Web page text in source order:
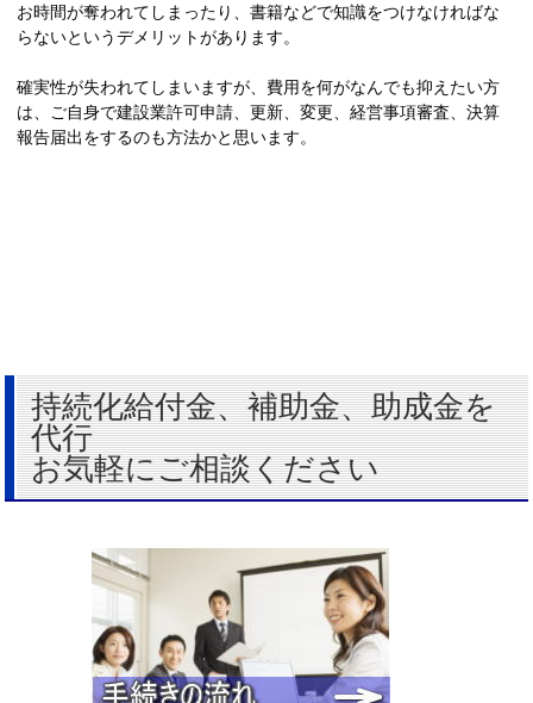
お時間が奪われてしまったり、書籍などで知識をつけなければな
らないというデメリットがあります。
確実性が失われてしまいますが、費用を何がなんでも抑えたい方
は、ご自身で建設業許可申請、更新、変更、経営事項審査、決算
報告届出をするのも方法かと思います。
持続化給付金、補助金、助成金を
代行
お気軽にご相談ください